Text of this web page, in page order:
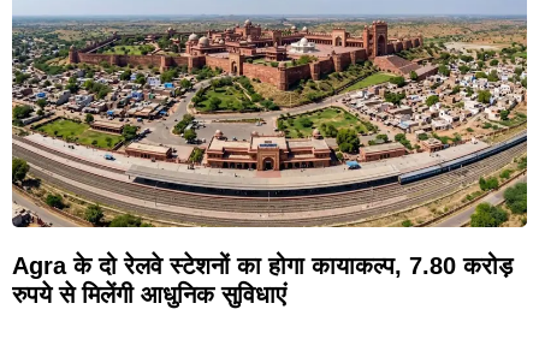
Agra के दो रेलवे स्टेशनों का होगा कायाकल्प, 7.80 करोड़
रुपये से मिलेंगी आधुनिक सुविधाएं